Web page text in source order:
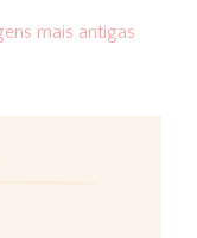
mais antigas